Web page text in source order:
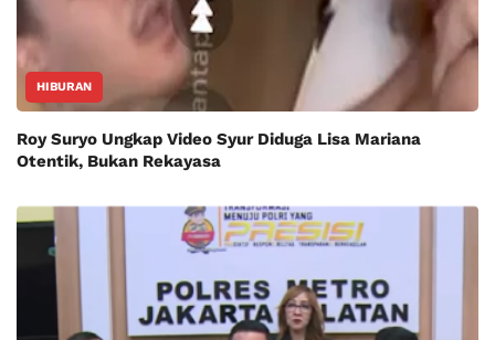
HIBURAN
Roy Suryo Ungkap Video Syur Diduga Lisa Mariana
Otentik, Bukan Rekayasa